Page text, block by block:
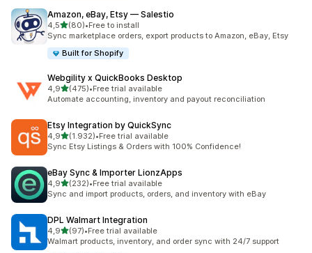
Amazon, eBay, Etsy — Salestio
4,55 yıldız üzerinden
(80)
toplam 80 değerlendirme
•Free to install
Sync marketplace orders, export products to Amazon, eBay, Etsy
Built for Shopify
Webgility x QuickBooks Desktop
4,95 yıldız üzerinden
(475)
toplam 475 değerlendirme
•Free trial available
Automate accounting, inventory and payout reconciliation
Etsy Integration by QuickSync
4,95 yıldız üzerinden
(1.932)
toplam 1932 değerlendirme
•Free trial available
Sync Etsy Listings & Orders with 100% Confidence!
eBay Sync & Importer LionzApps
4,95 yıldız üzerinden
(232)
toplam 232 değerlendirme
•Free trial available
Sync and import products, orders, and inventory with eBay
DPL Walmart Integration
4,95 yıldız üzerinden
(97)
toplam 97 değerlendirme
•Free trial available
Walmart products, inventory, and order sync with 24/7 support